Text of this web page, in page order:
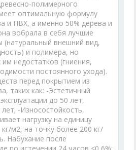
полимерного
оптимальную формулу
и ПВХ, а именно 50% дерева и
вобрала в себя лучшие
(натуральный внешний вид,
и полимера, но
недостатков (гниения,
постоянного ухода).
перед покрытием из
таких как: -Эстетичный
до 50 лет,
-Износостойкость,
нагрузку на единицу
м2, на точку более 200 кг/
Набухание после